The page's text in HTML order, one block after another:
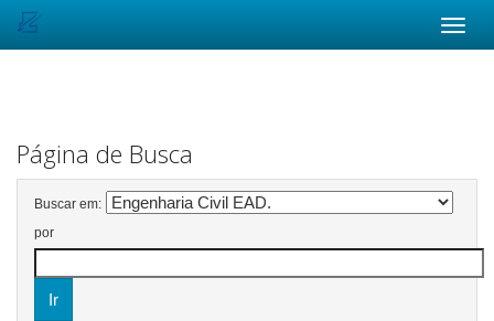
Página de Busca
Buscar em:
por